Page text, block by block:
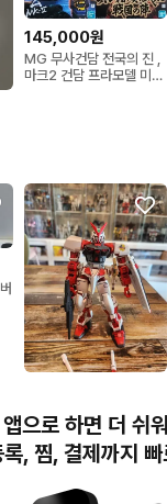
145,000원
MG 무사건담 전국의 진 ,
마크2 건담 프라모델 미개
1/100 무등급 레드프레임
건담
앱으로 하면 더 쉬
, 찜, 결제까지 빠